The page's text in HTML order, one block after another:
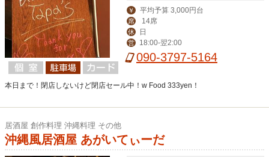
￥ 平均予算 3,000円台
席 14席
休 日
営 18:00-翌2:00
090-3797-5164
本日まで！閉店しないけど閉店セール中！w Food 333yen！
居酒屋 創作料理 沖縄料理 その他
沖縄風居酒屋 あがいてぃーだ